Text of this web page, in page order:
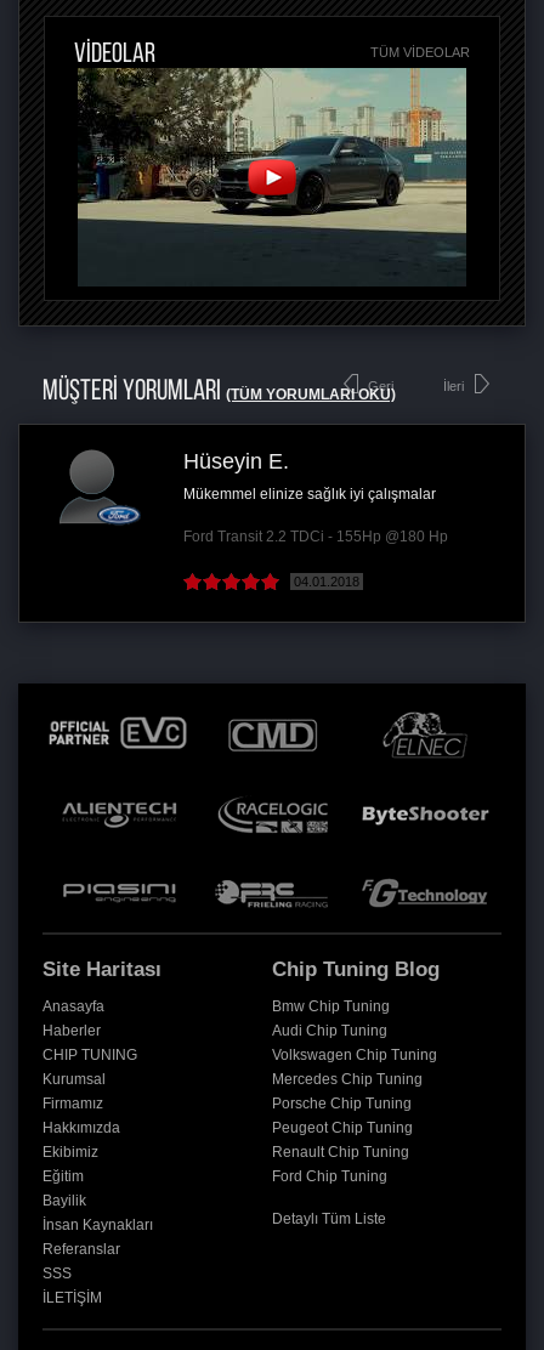
VİDEOLAR TÜM VIDEOLAR
MÜŞTERİ YORUMLARI (TÜM YORUMLARI OKU)
Geri
Hüseyin E.
Mükemmel elinize sağlık iyi çalışmalar
Ford Transit 2.2 TDCi - 155Hp @180 Hp
04.01.2018
İleri
Site Haritası
Anasayfa
Haberler
CHIP TUNING
Kurumsal
Firmamız
Hakkımızda
Ekibimiz
Eğitim
Bayilik
İnsan Kaynakları
Referanslar
SSS
İLETİŞİM
Chip Tuning Blog
Bmw Chip Tuning
Audi Chip Tuning
Volkswagen Chip Tuning
Mercedes Chip Tuning
Porsche Chip Tuning
Peugeot Chip Tuning
Renault Chip Tuning
Ford Chip Tuning
Detaylı Tüm Liste